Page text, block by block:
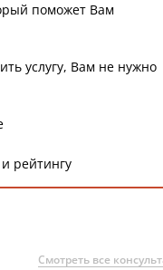
поможет Вам
услугу, Вам не нужно
рейтингу
Смотреть все